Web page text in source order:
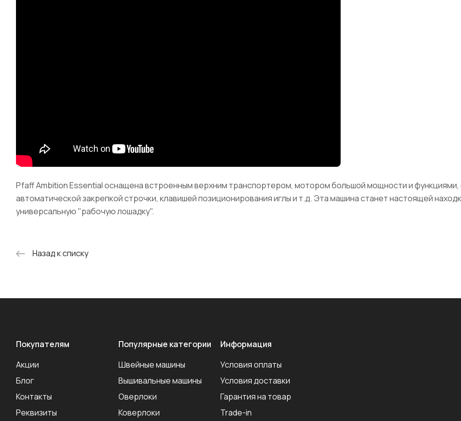
Pfaff Ambition Essential оснащена встроенным верхним транспортером, мотором большой мощности и
автоматической закрепкой строчки, клавишей позиционирования иглы и т.д. Эта машина станет настоящей
универсальную "рабочую лошадку".
Назад к списку
Покупателям
Акции
Блог
Контакты
Реквизиты
Популярные категории
Швейные машины
Вышивальные машины
Оверлоки
Коверлоки
Информация
Условия оплаты
Условия доставки
Гарантия на товар
Trade-in